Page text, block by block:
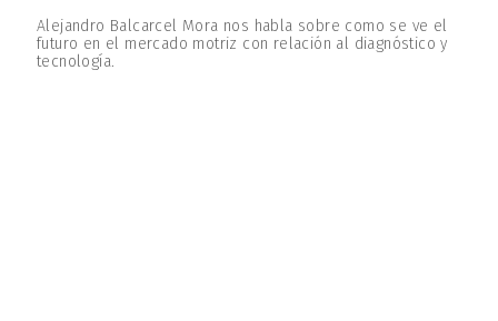
Alejandro Balcarcel Mora nos habla sobre como se ve el
futuro en el mercado motriz con relación al diagnóstico y
tecnología.